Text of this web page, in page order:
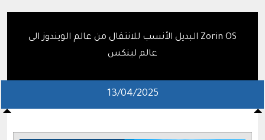
Zorin OS البديل الأنسب للانتقال من عالم الويندوز الى
عالم لينكس
13/04/2025